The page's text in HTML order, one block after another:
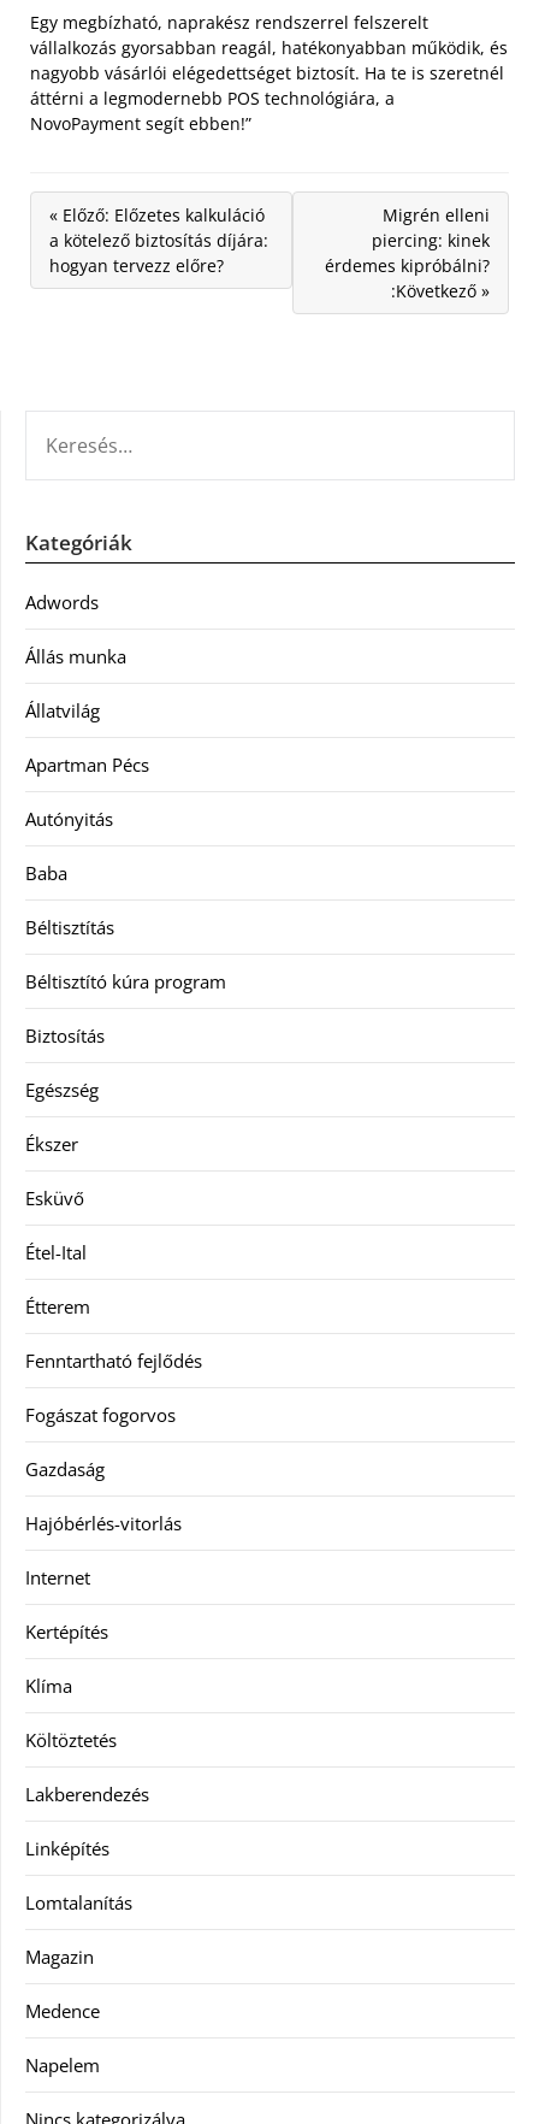
Egy megbízható, naprakész rendszerrel felszerelt
vállalkozás gyorsabban reagál, hatékonyabban működik, és
nagyobb vásárlói elégedettséget biztosít. Ha te is szeretnél
áttérni a legmodernebb POS technológiára, a
NovoPayment segít ebben!”
« Előző: Előzetes kalkuláció
a kötelező biztosítás díjára:
hogyan tervezz előre?
Migrén elleni
piercing: kinek
érdemes kipróbálni?
:Következő »
Kategóriák
Adwords
Állás munka
Állatvilág
Apartman Pécs
Autónyitás
Baba
Béltisztítás
Béltisztító kúra program
Biztosítás
Egészség
Ékszer
Esküvő
Étel-Ital
Étterem
Fenntartható fejlődés
Fogászat fogorvos
Gazdaság
Hajóbérlés-vitorlás
Internet
Kertépítés
Klíma
Költöztetés
Lakberendezés
Linképítés
Lomtalanítás
Magazin
Medence
Napelem
Nincs kategorizálva